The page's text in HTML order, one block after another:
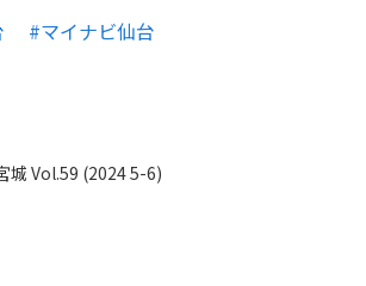
#マイナビ仙台
城 Vol.59 (2024 5-6)